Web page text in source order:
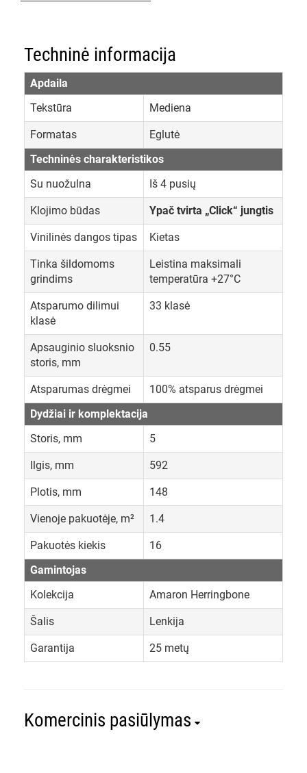
Techninė informacija
Apdaila
Tekstūra
Mediena
Formatas
Eglutė
Techninės charakteristikos
Su nuožulna
Iš 4 pusių
Klojimo būdas Ypač tvirta „Click“ jungtis
Vinilinės dangos tipas Kietas
Tinka šildomoms
grindims
Leistina maksimali
temperatūra +27°C
Atsparumo dilimui
klasė
33 klasė
Apsauginio sluoksnio
storis, mm
0.55
Atsparumas drėgmei
100% atsparus drėgmei
Dydžiai ir komplektacija
Storis, mm
5
Ilgis, mm 592
Plotis, mm 148
Vienoje pakuotėje, m² 1.4
Pakuotės kiekis
16
Gamintojas
Kolekcija
Amaron Herringbone
Šalis Lenkija
Garantija 25 metų
Komercinis pasiūlymas